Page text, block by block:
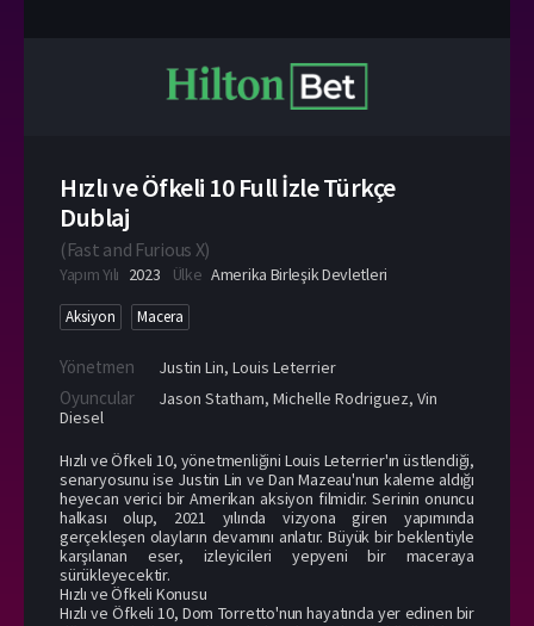
Hızlı ve Öfkeli 10 Full İzle Türkçe
Dublaj
(Fast and Furious X)
Yapım Yılı 2023 Ülke Amerika Birleşik Devletleri
Aksiyon Macera
Yönetmen Justin Lin, Louis Leterrier
Oyuncular Jason Statham, Michelle Rodriguez, Vin
Diesel
Hızlı ve Öfkeli 10, yönetmenliğini Louis Leterrier'ın üstlendiği,
senaryosunu ise Justin Lin ve Dan Mazeau'nun kaleme aldığı
heyecan verici bir Amerikan aksiyon filmidir. Serinin onuncu
halkası olup, 2021 yılında vizyona giren yapımında
gerçekleşen olayların devamını anlatır. Büyük bir beklentiyle
karşılanan eser, izleyicileri yepyeni bir maceraya
sürükleyecektir.
Hızlı ve Öfkeli Konusu
Hızlı ve Öfkeli 10, Dom Torretto'nun hayatında yer edinen bir